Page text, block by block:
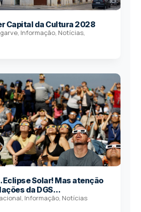
Capital da Cultura 2028
, Informação, Notícias,
Eclipse Solar! Mas atenção
da DGS…
, Informação, Notícias